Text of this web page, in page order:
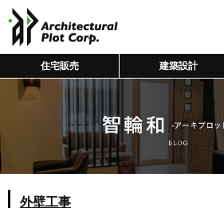
住宅販売 建築設計
外壁工事